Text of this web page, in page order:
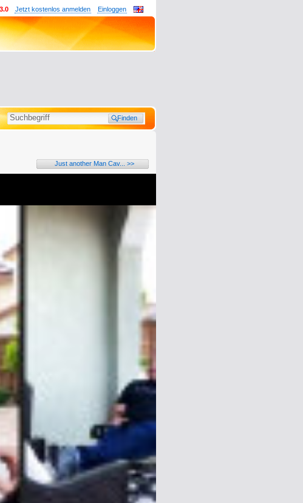
Einloggen
Jetzt kostenlos anmelden
3.0
Just another Man Cav... >>